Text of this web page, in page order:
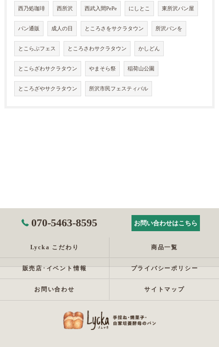
西乃処珈琲 西所沢 西武入間PePe にしとこ 東所沢パン屋
パン通販 成人の日 ところさをサクラタウン 所沢パンを
とこらぶフェス ところさわサクラタウン かしどん
とこらざわサクラタウン やまそら祭 稲荷山公園
ところざやサクラタウン 所沢市民フェスティバル
070-5463-8595 お問い合わせはこちら
Lycka こだわり 商品一覧
販売店･イベント情報 プライバシーポリシー
お問い合わせ サイトマップ